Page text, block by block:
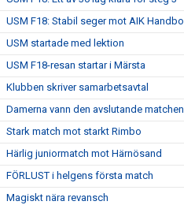
USM F18: Stabil seger mot AIK Handboll
USM startade med lektion
USM F18-resan startar i Märsta
Klubben skriver samarbetsavtal
Damerna vann den avslutande matchen
Stark match mot starkt Rimbo
Härlig juniormatch mot Härnösand
FÖRLUST i helgens första match
Magiskt nära revansch